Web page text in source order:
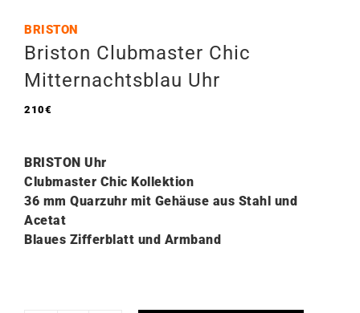
BRISTON
Briston Clubmaster Chic
Mitternachtsblau Uhr
210€
BRISTON Uhr
Clubmaster Chic Kollektion
36 mm Quarzuhr mit Gehäuse aus Stahl und
Acetat
Blaues Zifferblatt und Armband